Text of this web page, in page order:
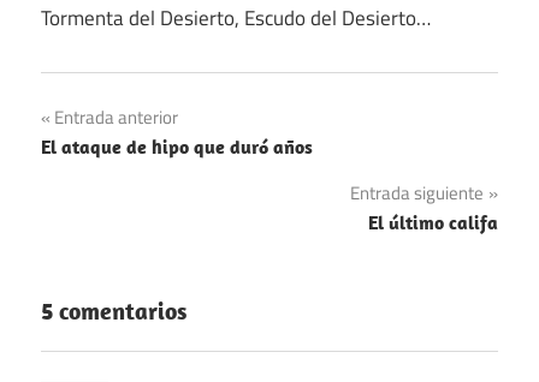
Tormenta del Desierto, Escudo del Desierto…
Navegación
de
Entrada anterior
El ataque de hipo que duró años
Entrada siguiente
El último califa
5 comentarios